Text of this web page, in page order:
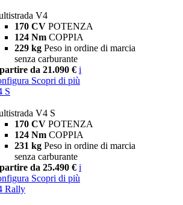
V4
170 CV POTENZA
124 Nm COPPIA
229 kg Peso in ordine di marcia
senza carburante
da 21.090 € i
Scopri di più
S
V4 S
170 CV POTENZA
124 Nm COPPIA
231 kg Peso in ordine di marcia
senza carburante
da 25.490 € i
Scopri di più
Rally